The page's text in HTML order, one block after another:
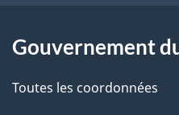
l
a
Gouvernement
Toutes les coordonnées